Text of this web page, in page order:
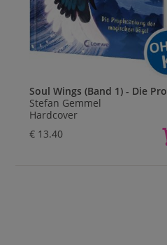
Stefan Gemmel
Hardcover
€ 13.40